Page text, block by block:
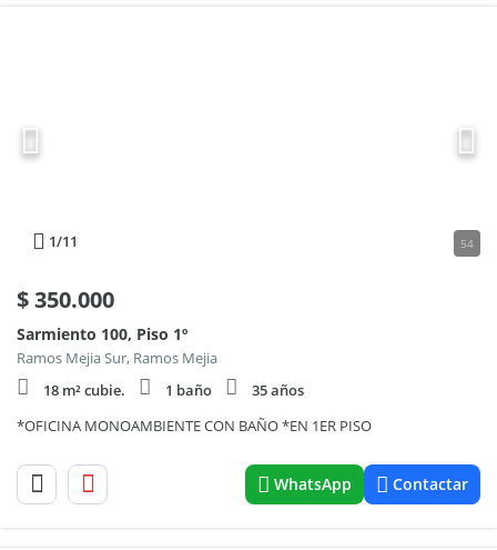
1/11 54
$350.000
Sarmiento 100, Piso 1º
Ramos Mejia Sur, Ramos Mejia
18 m² cubie.
1 baño
35 años
*OFICINA MONOAMBIENTE CON BAÑO *EN 1ER PISO
WhatsApp Contactar